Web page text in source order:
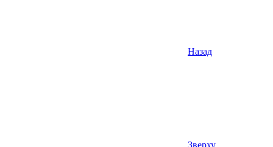
Назад
Зверху